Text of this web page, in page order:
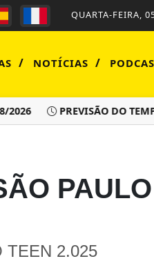
QUARTA-FEIRA,
/ NOTÍCIAS /
PREVISÃO DO
TEEN 2.025